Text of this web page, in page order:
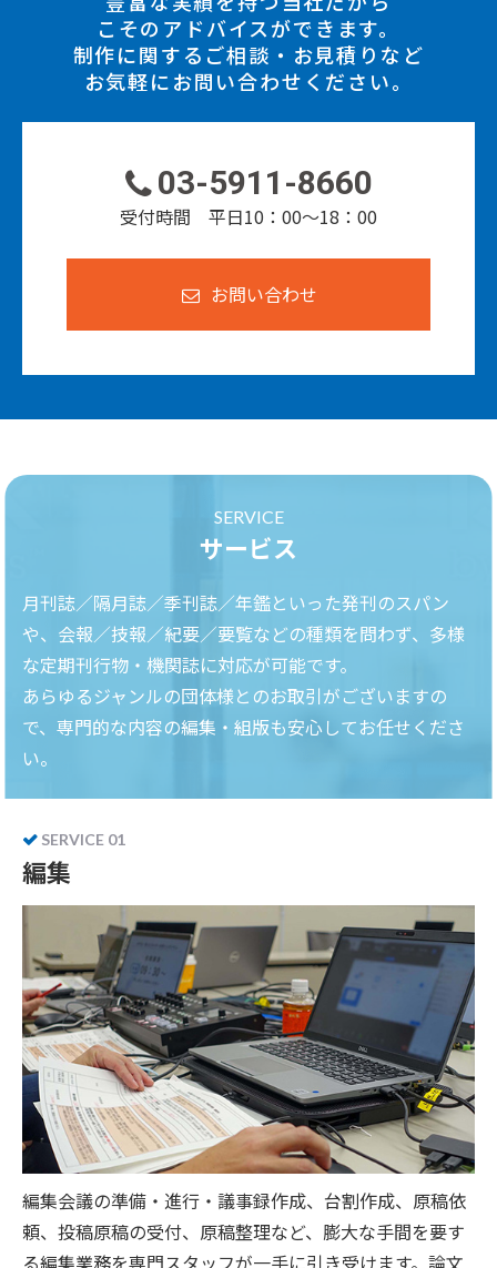
こそのアドバイスができます。
制作に関するご相談・お見積りなど
お気軽にお問い合わせください。
03-5911-8660
受付時間 平日10：00～18：00
お問い合わせ
SERVICE
サービス
月刊誌／隔月誌／季刊誌／年鑑といった発刊のスパン
や、会報／技報／紀要／要覧などの種類を問わず、多様
な定期刊行物・機関誌に対応が可能です。
あらゆるジャンルの団体様とのお取引がございますの
で、専門的な内容の編集・組版も安心してお任せくださ
い。
SERVICE 01
編集
編集会議の準備・進行・議事録作成、台割作成、原稿依
頼、投稿原稿の受付、原稿整理など、膨大な手間を要す
る編集業務を専門スタッフが一手に引き受けます。論文